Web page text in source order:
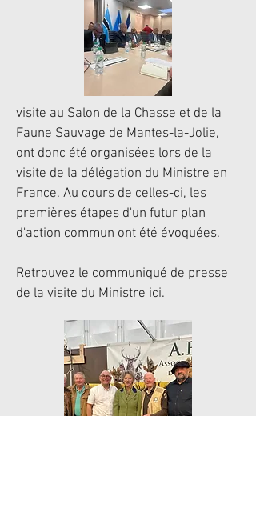
visite au Salon de la Chasse et de la
Faune Sauvage de Mantes-la-Jolie,
ont donc été organisées lors de la
visite de la délégation du Ministre en
France. Au cours de celles-ci, les
premières étapes d'un futur plan
d'action commun ont été évoquées.
Retrouvez le communiqué de presse
de la visite du Ministre ici.